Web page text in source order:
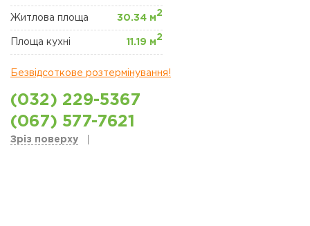
КОМЕРЦІЙНА
НЕРУХОМІСТЬ
Сайт забудовника
Житлова площа 30.34 м
2
Площа кухні 11.19 м
2
Безвідсоткове розтермінування!
(032) 229-5367
(067) 577-7621
Зріз поверху